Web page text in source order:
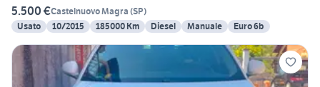
5.500 €Castelnuovo Magra (SP)
Usato
10/2015 185000 Km Diesel Manuale Euro 6b